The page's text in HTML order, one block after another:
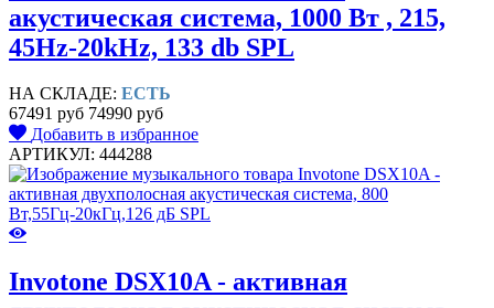
акустическая система, 1000 Bт , 215,
45Hz-20kHz, 133 db SPL
НА СКЛАДЕ: ЕСТЬ
67491 руб 74990 руб
Добавить в избранное
АРТИКУЛ: 444288
Invotone DSX10A - активная